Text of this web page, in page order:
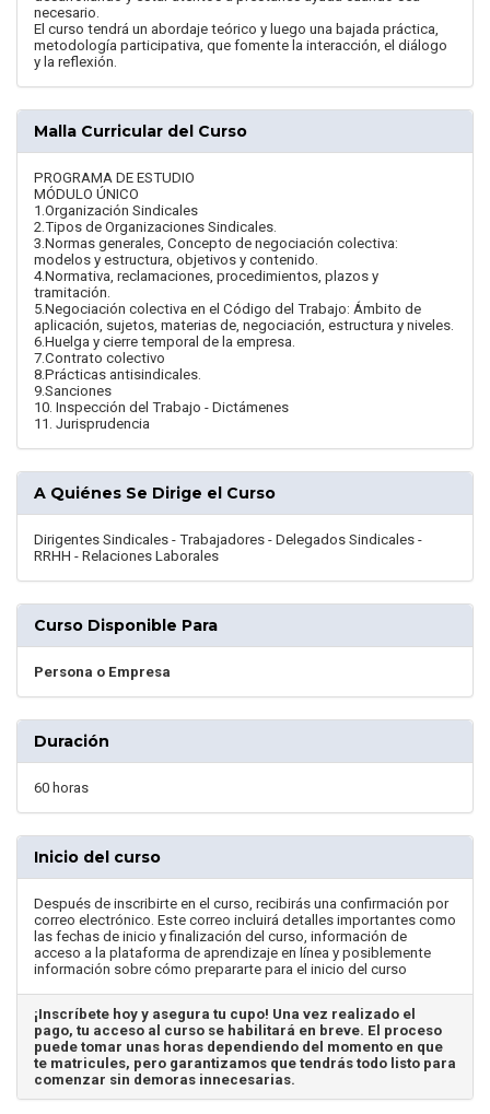
necesario.
El curso tendrá un abordaje teórico y luego una bajada práctica,
metodología participativa, que fomente la interacción, el diálogo
y la reflexión.
Malla Curricular del Curso
PROGRAMA DE ESTUDIO
MÓDULO ÚNICO
1.Organización Sindicales
2.Tipos de Organizaciones Sindicales.
3.Normas generales, Concepto de negociación colectiva:
modelos y estructura, objetivos y contenido.
4.Normativa, reclamaciones, procedimientos, plazos y
tramitación.
5.Negociación colectiva en el Código del Trabajo: Ámbito de
aplicación, sujetos, materias de, negociación, estructura y niveles.
6.Huelga y cierre temporal de la empresa.
7.Contrato colectivo
8.Prácticas antisindicales.
9.Sanciones
10. Inspección del Trabajo - Dictámenes
11. Jurisprudencia
A Quiénes Se Dirige el Curso
Dirigentes Sindicales - Trabajadores - Delegados Sindicales -
RRHH - Relaciones Laborales
Curso Disponible Para
Persona o Empresa
Duración
60 horas
Inicio del curso
Después de inscribirte en el curso, recibirás una confirmación por
correo electrónico. Este correo incluirá detalles importantes como
las fechas de inicio y finalización del curso, información de
acceso a la plataforma de aprendizaje en línea y posiblemente
información sobre cómo prepararte para el inicio del curso
¡Inscríbete hoy y asegura tu cupo! Una vez realizado el
pago, tu acceso al curso se habilitará en breve. El proceso
puede tomar unas horas dependiendo del momento en que
te matricules, pero garantizamos que tendrás todo listo para
comenzar sin demoras innecesarias.